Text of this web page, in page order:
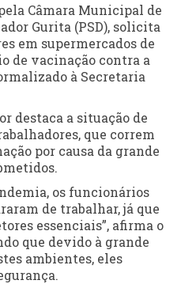
Câmara Municipal de
Gurita (PSD), solicita
em supermercados de
de vacinação contra a
à Secretaria
destaca a situação de
que correm
por causa da grande
os funcionários
de trabalhar, já que
essenciais”, afirma o
que devido à grande
ambientes, eles